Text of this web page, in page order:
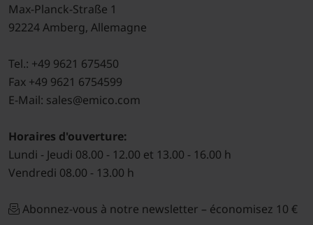
Max-Planck-Straße 1
92224 Amberg, Allemagne
Tel.: +49 9621 675450
Fax +49 9621 6754599
E-Mail: sales@emico.com
Horaires d'ouverture:
Lundi - Jeudi 08.00 - 12.00 et 13.00 - 16.00 h
Vendredi 08.00 - 13.00 h
Abonnez-vous à notre newsletter – économisez 10 €